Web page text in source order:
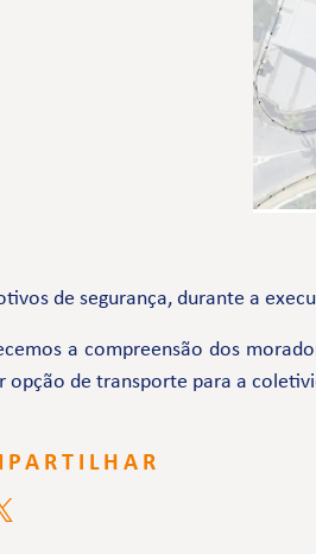
de segurança, durante a
a compreensão dos
opção de transporte para a